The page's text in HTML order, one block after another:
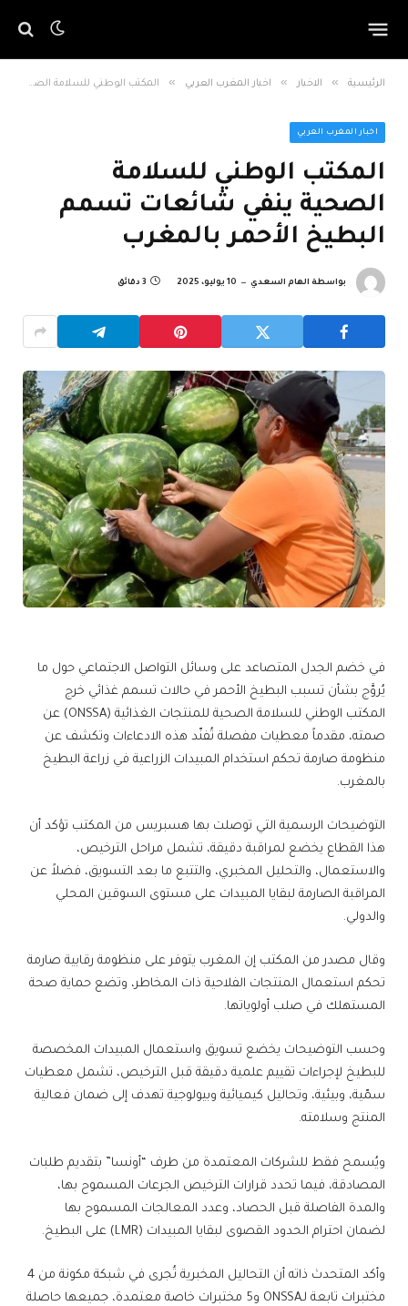
الرئيسية » الاخبار » اخبار المغرب العربي » المكتب الوطني للسلامة الصحية ينفي شائعات تسمم البطيخ الأحمر بالمغرب
اخبار المغرب العربي
المكتب الوطني للسلامة
الصحية ينفي شائعات تسمم
البطيخ الأحمر بالمغرب
بواسطة الهام السعدي 10 يوليو، 2025 3 دقائق
في خضم الجدل المتصاعد على وسائل التواصل الاجتماعي حول ما
يُروَّج بشأن تسبب البطيخ الأحمر في حالات تسمم غذائي خرج
المكتب الوطني للسلامة الصحية للمنتجات الغذائية (ONSSA) عن
صمته، مقدماً معطيات مفصلة تُفنّد هذه الادعاءات وتكشف عن
منظومة صارمة تحكم استخدام المبيدات الزراعية في زراعة البطيخ
بالمغرب.
التوضيحات الرسمية التي توصلت بها هسبريس من المكتب تؤكد أن
هذا القطاع يخضع لمراقبة دقيقة، تشمل مراحل الترخيص،
والاستعمال، والتحليل المخبري، والتتبع ما بعد التسويق، فضلاً عن
المراقبة الصارمة لبقايا المبيدات على مستوى السوقين المحلي
والدولي.
وقال مصدر من المكتب إن المغرب يتوفر على منظومة رقابية صارمة
تحكم استعمال المنتجات الفلاحية ذات المخاطر، وتضع حماية صحة
المستهلك في صلب أولوياتها.
وحسب التوضيحات يخضع تسويق واستعمال المبيدات المخصصة
للبطيخ لإجراءات تقييم علمية دقيقة قبل الترخيص، تشمل معطيات
سمّية، وبيئية، وتحاليل كيميائية وبيولوجية تهدف إلى ضمان فعالية
المنتج وسلامته.
ويُسمح فقط للشركات المعتمدة من طرف “أونسا” بتقديم طلبات
المصادقة، فيما تحدد قرارات الترخيص الجرعات المسموح بها،
والمدة الفاصلة قبل الحصاد، وعدد المعالجات المسموح بها
لضمان احترام الحدود القصوى لبقايا المبيدات (LMR) على البطيخ.
وأكد المتحدث ذاته أن التحاليل المخبرية تُجرى في شبكة مكونة من 4
مختبرات تابعة لـONSSA و5 مختبرات خاصة معتمدة، جميعها حاصلة